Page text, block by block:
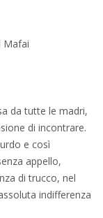
Mafai
da tutte le madri,
di incontrare.
e così
appello,
di trucco, nel
indifferenza